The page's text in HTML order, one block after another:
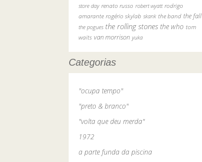
store day renato russo robert wyatt rodrigo
amarante rogério skylab skank the band the fall
the pogues the rolling stones the who tom
waits van morrison yuka
Categorias
"ocupa tempo"
"preto & branco"
"volta que deu merda"
1972
a parte funda da piscina